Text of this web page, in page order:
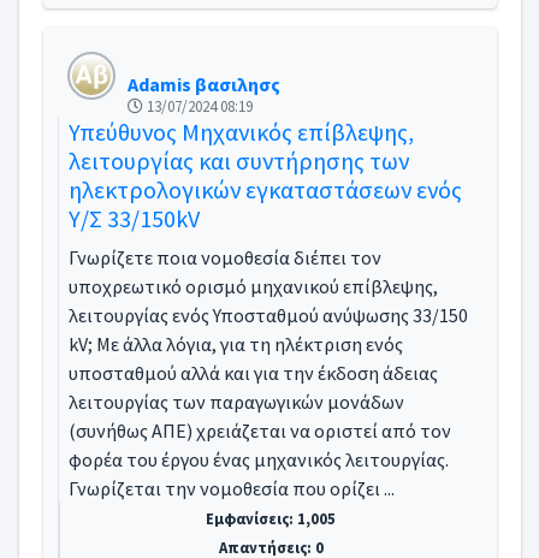
Adamis βασιλησς
13/07/2024 08:19
Υπεύθυνος Μηχανικός επίβλεψης,
λειτουργίας και συντήρησης των
ηλεκτρολογικών εγκαταστάσεων ενός
Υ/Σ 33/150kV
Γνωρίζετε ποια νομοθεσία διέπει τον
υποχρεωτικό ορισμό μηχανικού επίβλεψης,
λειτουργίας ενός Υποσταθμού ανύψωσης 33/150
kV; Με άλλα λόγια, για τη ηλέκτριση ενός
υποσταθμού αλλά και για την έκδοση άδειας
λειτουργίας των παραγωγικών μονάδων
(συνήθως ΑΠΕ) χρειάζεται να οριστεί από τον
φορέα του έργου ένας μηχανικός λειτουργίας.
Γνωρίζεται την νομοθεσία που ορίζει ...
Εμφανίσεις: 1,005
Απαντήσεις: 0